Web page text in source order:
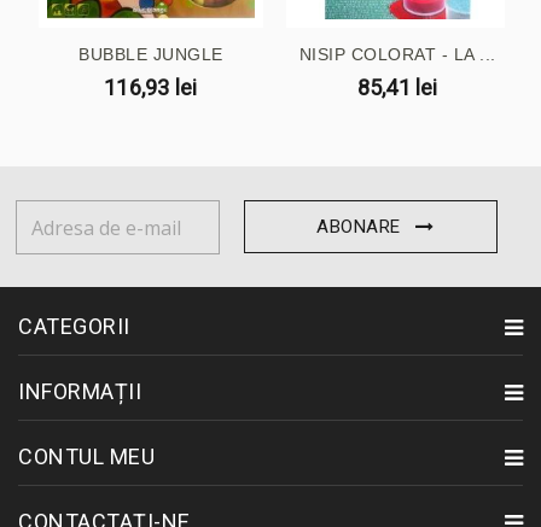
BUBBLE JUNGLE
116,93 lei
NISIP COLORAT - LA ...
85,41 lei
ABONARE
CATEGORII
INFORMAȚII
CONTUL MEU
CONTACTAȚI-NE